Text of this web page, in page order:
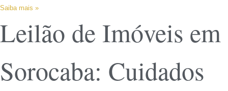
Saiba mais »
Leilão de Imóveis em
Sorocaba: Cuidados